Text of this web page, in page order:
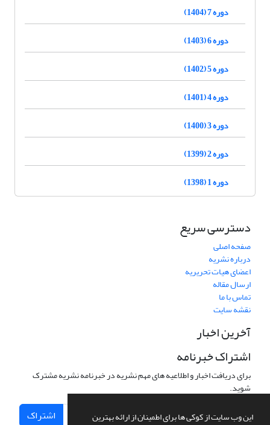
این وب سایت از کوکی ها برای اطمینان از ارائه بهترین
دوره 7 (1404)
دوره 6 (1403)
دوره 5 (1402)
دوره 4 (1401)
دوره 3 (1400)
دوره 2 (1399)
دوره 1 (1398)
دسترسی سریع
صفحه اصلی
درباره نشریه
اعضای هیات تحریریه
ارسال مقاله
تماس با ما
نقشه سایت
آخرین اخبار
اشتراک خبرنامه
برای دریافت اخبار و اطلاعیه های مهم نشریه در خبرنامه نشریه مشترک
شوید.
اشتراک